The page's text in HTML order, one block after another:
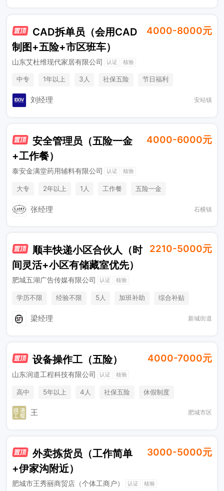
CAD拆单员（会用CAD
制图+五险+市区班车）
4000-8000元
山东艾杜维现代家居有限公司 认证 核验
中专 1年以上 3人 社保五险
节日福利
加班补助
法定节假日
刘经理 安站镇
安全管理员（五险一金
+工作餐）
4000-6000元
泰安金满堂药用辅料有限公司 认证 核验
大专 2年以上 1人 工作餐 五险一金
张经理 石横镇
顺丰快递小区合伙人（时
间灵活+小区有储藏室优先）
2210-5000元
肥城五湖广告传媒有限公司 认证 核验
学历不限 经验不限 5人 加班补助
综合补贴
梁经理 新城街道
设备操作工（五险） 4000-7000元
山东润道工程科技有限公司 认证 核验
高中 5年以上 4人 社保五险
休假制度
加班补助
王 肥城市区
外卖拣货员（工作简单
+伊家沟附近）
3000-5000元
肥城市王秀丽商贸店（个体工商户） 认证 核验